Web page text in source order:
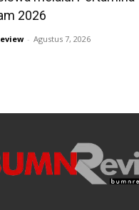
2026
- Agustus 7, 2026